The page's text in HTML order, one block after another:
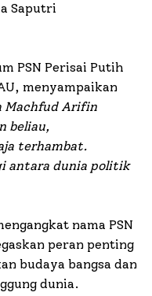
Saputri
PSN Perisai Putih
menyampaikan
Machfud Arifin
beliau,
terhambat.
antara dunia politik
nama PSN
peran penting
budaya bangsa dan
dunia.